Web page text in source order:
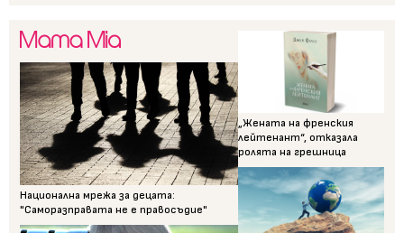
Национална мрежа за децата:
"Саморазправата не е правосъдие"
„Жената на френския
лейтенант“, отказала
ролята на грешница